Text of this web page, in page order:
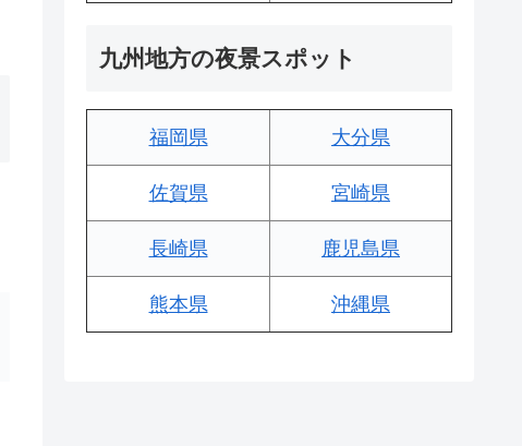
九州地方の夜景スポット
福岡県 大分県
佐賀県 宮崎県
長崎県 鹿児島県
熊本県 沖縄県